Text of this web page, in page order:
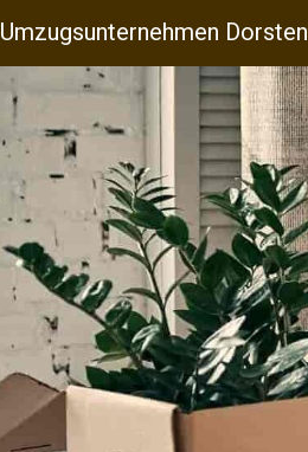
Umzugsunternehmen Dorsten